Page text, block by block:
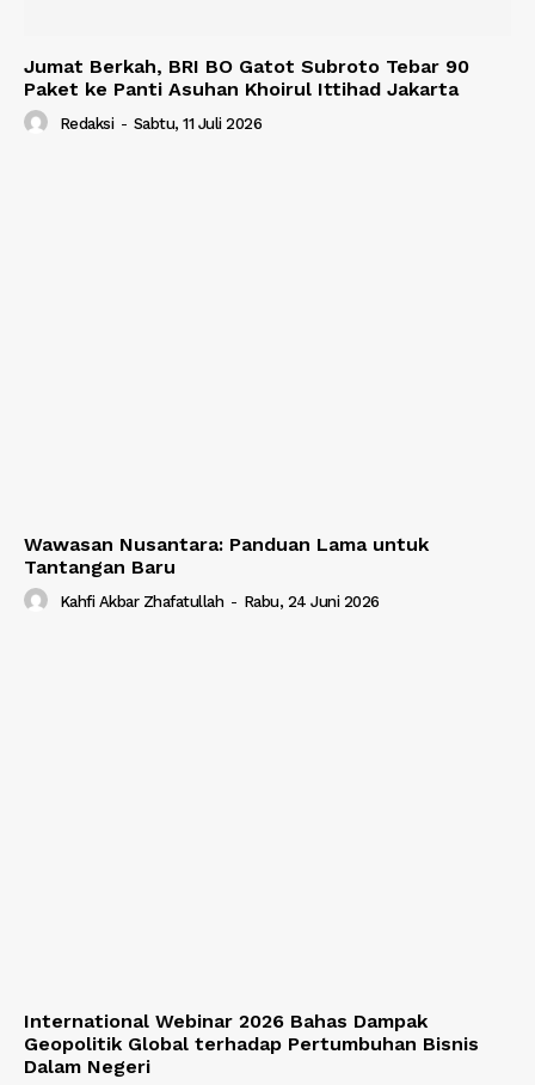
Jumat Berkah, BRI BO Gatot Subroto Tebar 90
Paket ke Panti Asuhan Khoirul Ittihad Jakarta
Redaksi - Sabtu, 11 Juli 2026
Wawasan Nusantara: Panduan Lama untuk
Tantangan Baru
Kahfi Akbar Zhafatullah - Rabu, 24 Juni 2026
International Webinar 2026 Bahas Dampak
Geopolitik Global terhadap Pertumbuhan Bisnis
Dalam Negeri